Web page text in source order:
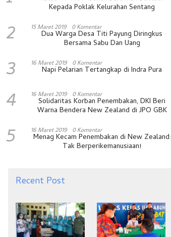
Kepada Poklak Kelurahan Sentang
2 15 Maret 2019 0 Komentar
Dua Warga Desa Titi Payung Diringkus
Bersama Sabu Dan Uang
3 16 Maret 2019 0 Komentar
Napi Pelarian Tertangkap di Indra Pura
4 16 Maret 2019 0 Komentar
Solidaritas Korban Penembakan, DKI Beri
Warna Bendera New Zealand di JPO GBK
5 16 Maret 2019 0 Komentar
Menag Kecam Penembakan di New Zealand:
Tak Berperikemanusiaan!
Recent Post